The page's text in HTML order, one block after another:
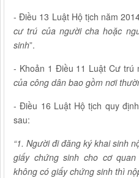
- Điều 13 Luật Hộ tịch năm
cư trú của người cha hoặc
sinh”.
- Khoản 1 Điều 11 Luật Cư trú
của công dân bao gồm nơi
- Điều 16 Luật Hộ tịch quy
sau:
“1. Người đi đăng ký khai sinh
giấy chứng sinh cho cơ
không có giấy chứng sinh thì